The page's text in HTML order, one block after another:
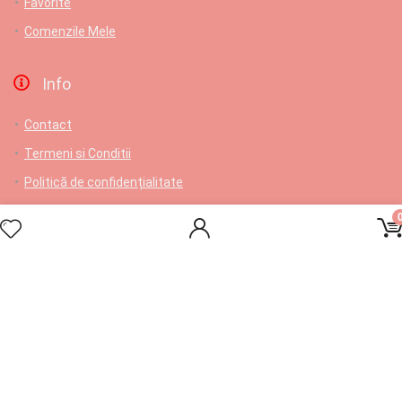
Comenzile Mele
Info
Contact
Termeni si Conditii
Politică de confidențialitate
Livrare gratuita pentru comenzi de cel putin 150 lei